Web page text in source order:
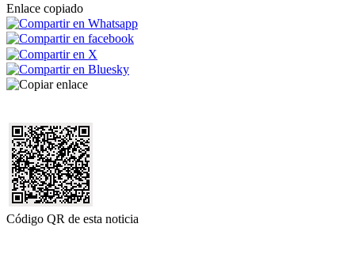
Enlace copiado
Código QR de esta noticia